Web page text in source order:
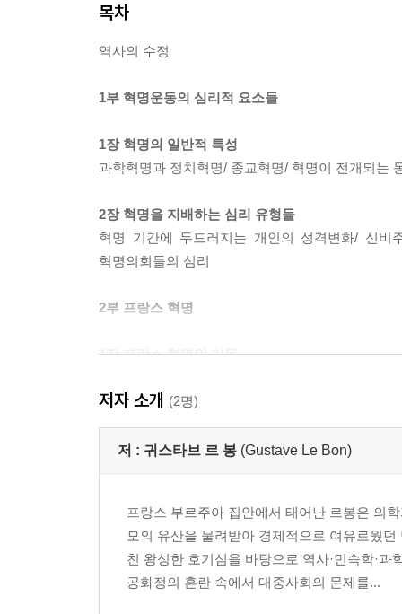
목차
역사의 수정
1부 혁명운동의 심리적 요소들
1장 혁명의 일반적 특성
과학혁명과 정치혁명/ 종교혁명/ 혁명이 전개되는
2장 혁명을 지배하는 심리 유형들
혁명 기간에 두드러지는 개인의 성격변화/ 신
혁명의회들의 심리
2부 프랑스 혁명
1장 프랑스 혁명의 기원
관한 심리학적 착각들
2장 혁명 동안에 작용한 이성적, 감정적, 신비주의
3장 옛날의 영향력과 혁명원칙 사이의 충돌
무정부 상태의 마지막 격동 - 총재정부/ 질서 회복
3부 혁명원칙들의 현대적 진화
저자 소개 (2명)
저 : 귀스타브 르 봉 (Gustave Le Bon)
프랑스 부르주아 집안에서 태어난 르봉은 의
모의 유산을 물려받아 경제적으로 여유로웠
친 왕성한 호기심을 바탕으로 역사·민속학·
공화정의 혼란 속에서 대중사회의 문제를...